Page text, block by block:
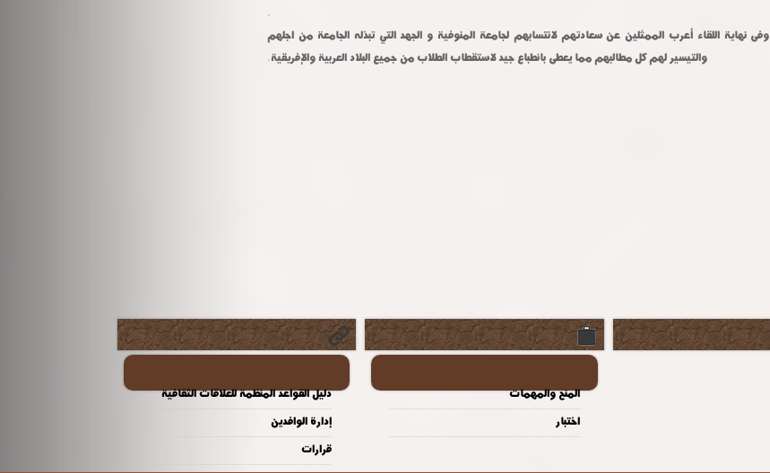
.
وفى نهاية اللقاء أعرب الممثلين عن سعادتهم لانتسابهم لجامعة المنوفية و الجهد التي تبذله الجامعة من اجلهم
والتيسير لهم كل مطالبهم مما يعطى بانطباع جيد لاستقطاب الطلاب من جميع البلاد العربية والإفريقية.
المنح والمهمات
اختبار
دليل القواعد المنظمة للعلاقات الثقافية
إدارة الوافدين
قرارات